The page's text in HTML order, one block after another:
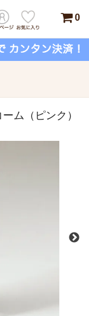
0
ム（ピンク）